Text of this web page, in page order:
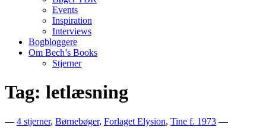
Events
Inspiration
Interviews
Bogbloggere
Om Bech’s Books
Stjerner
Bech's Books
Bogblog – Vi ♥ Bøger
Tag: letlæsning
— 4 stjerner, Børnebøger, Forlaget Elysion, Tine f. 1973 —